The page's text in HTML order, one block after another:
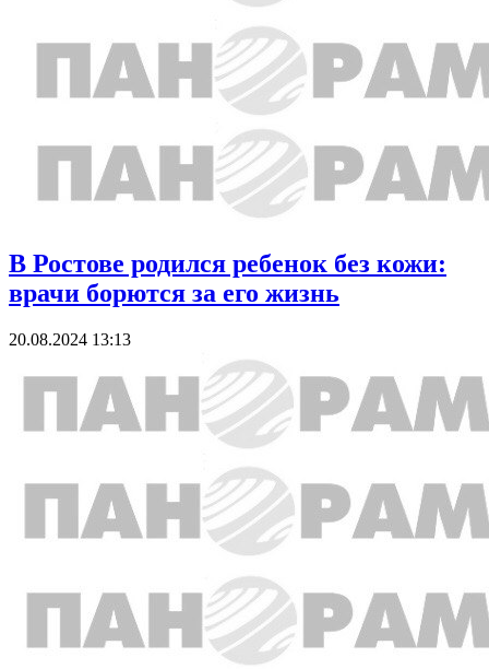
В Ростове родился ребенок без кожи:
врачи борются за его жизнь
20.08.2024 13:13